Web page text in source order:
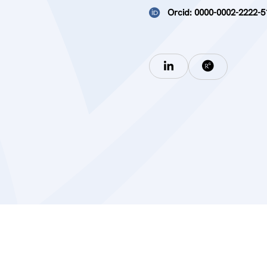
Orcid: 0000-0002-2222-